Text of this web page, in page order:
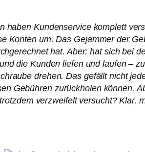
haben Kundenservice komplett
Konten um. Das Gejammer der
hat. Aber: hat sich bei
die Kunden liefen und laufen –
drehen. Das gefällt nicht
Gebühren zurückholen können.
verzweifelt versucht? Klar,